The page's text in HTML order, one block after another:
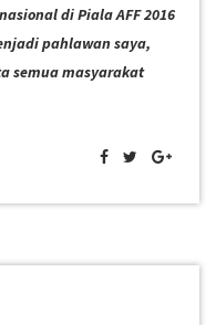
di Piala AFF 2016
pahlawan saya,
semua masyarakat